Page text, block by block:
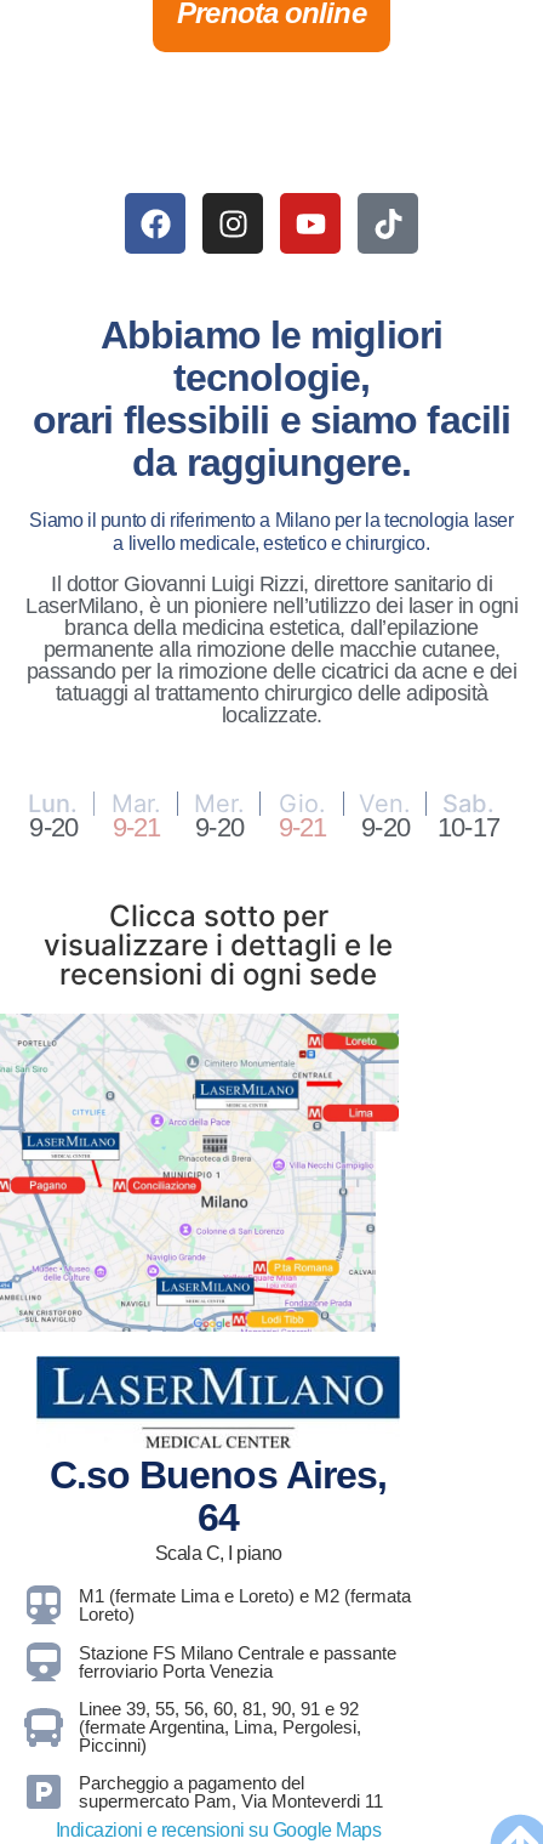
Prenota online
Abbiamo le migliori
tecnologie,
orari flessibili e siamo facili
da raggiungere.
Siamo il punto di riferimento a Milano per la tecnologia laser
a livello medicale, estetico e chirurgico.
Il dottor Giovanni Luigi Rizzi, direttore sanitario di
LaserMilano, è un pioniere nell’utilizzo dei laser in ogni
branca della medicina estetica, dall’epilazione
permanente alla rimozione delle macchie cutanee,
passando per la rimozione delle cicatrici da acne e dei
tatuaggi al trattamento chirurgico delle adiposità
localizzate.
Lun. Mar. Mer. Gio. Ven. Sab.
9-20 9-21 9-20 9-21 9-20 10-17
Clicca sotto per
visualizzare i dettagli e le
recensioni di ogni sede
C.so Buenos Aires,
64
Scala C, I piano
M1 (fermate Lima e Loreto) e M2 (fermata
Loreto)
Stazione FS Milano Centrale e passante
ferroviario Porta Venezia
Linee 39, 55, 56, 60, 81, 90, 91 e 92
(fermate Argentina, Lima, Pergolesi,
Piccinni)
Parcheggio a pagamento del
supermercato Pam, Via Monteverdi 11
Indicazioni e recensioni su Google Maps